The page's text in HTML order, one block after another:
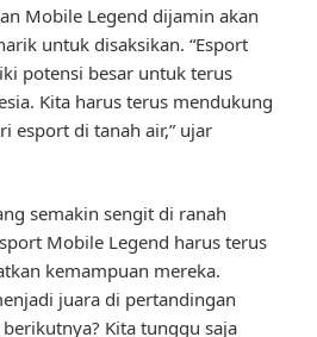
Mobile Legend dijamin akan
untuk disaksikan. “Esport
potensi besar untuk terus
Kita harus terus mendukung
esport di tanah air,” ujar
semakin sengit di ranah
Mobile Legend harus terus
kemampuan mereka.
juara di pertandingan
Kita tunggu saja